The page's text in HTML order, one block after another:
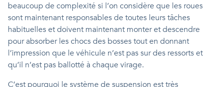
beaucoup de complexité si l’on considère que les roues
sont maintenant responsables de toutes leurs tâches
habituelles et doivent maintenant monter et descendre
pour absorber les chocs des bosses tout en donnant
l’impression que le véhicule n’est pas sur des ressorts et
qu’il n’est pas ballotté à chaque virage.
C’est pourquoi le système de suspension est très